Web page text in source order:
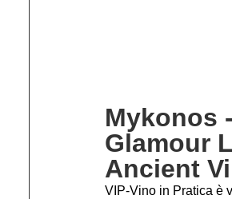
Mykonos -
Glamour
Ancient
VIP-Vino in Pratica è